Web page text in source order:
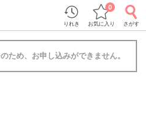
りれき お気に入り
0
さがす
ため、お申し込みができません。